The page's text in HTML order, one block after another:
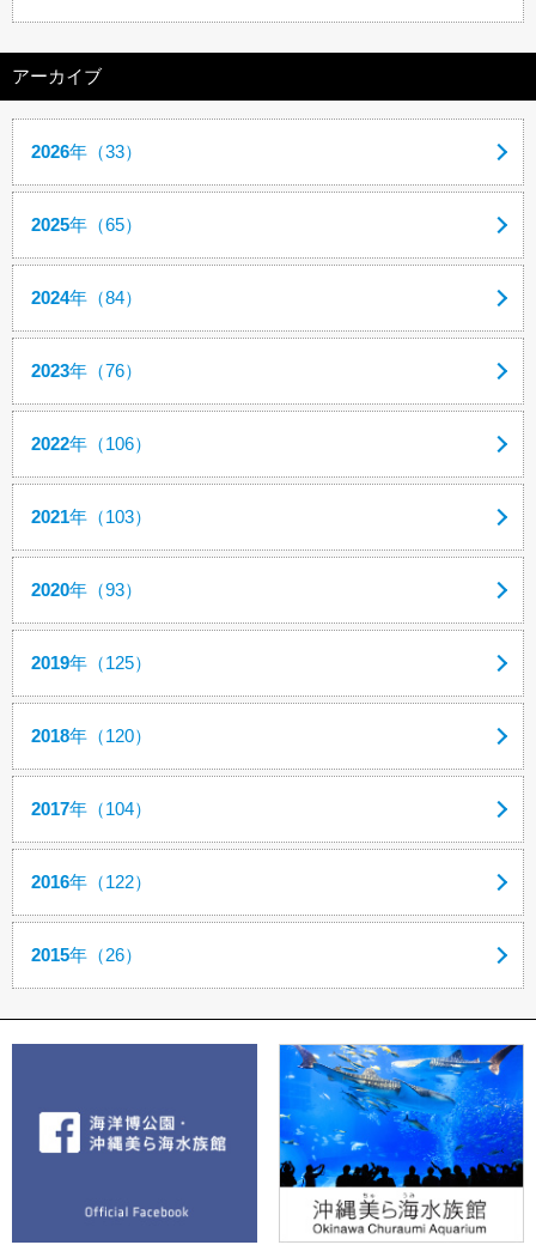
アーカイブ
2026年（33）
2025年（65）
2024年（84）
2023年（76）
2022年（106）
2021年（103）
2020年（93）
2019年（125）
2018年（120）
2017年（104）
2016年（122）
2015年（26）